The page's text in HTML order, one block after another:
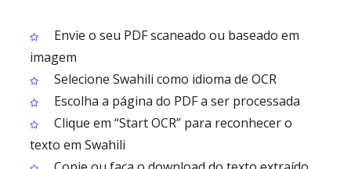
Envie o seu PDF scaneado ou baseado em
imagem
Selecione Swahili como idioma de OCR
Escolha a página do PDF a ser processada
Clique em “Start OCR” para reconhecer o
texto em Swahili